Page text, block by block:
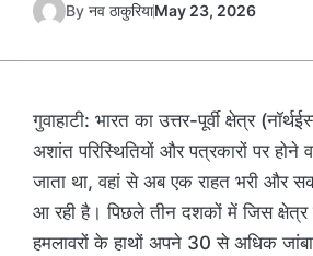
By नव ठाकुरियाMay 23, 2026
गुवाहाटी: भारत का उत्तर-पूर्वी क्षेत्र
अशांत परिस्थितियों और पत्रकारों पर होने
जाता था, वहां से अब एक राहत भरी और
आ रही है। पिछले तीन दशकों में जिस क्षेत्र
हमलावरों के हाथों अपने 30 से अधिक जांबाज